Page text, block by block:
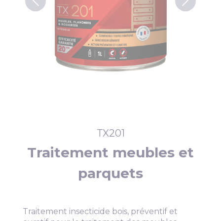
TX201
Traitement meubles et
parquets
Traitement insecticide bois, préventif et